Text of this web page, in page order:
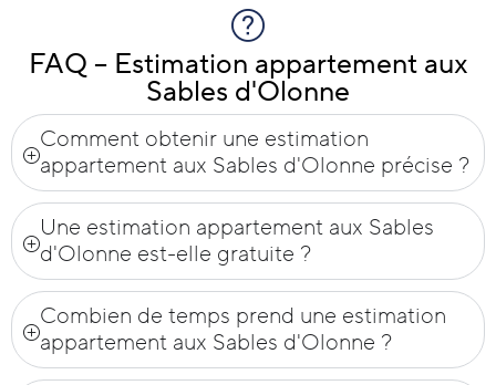
FAQ – Estimation appartement aux
Sables d'Olonne
Comment obtenir une estimation
appartement aux Sables d'Olonne précise ?
Une estimation appartement aux Sables
d'Olonne est-elle gratuite ?
Combien de temps prend une estimation
appartement aux Sables d'Olonne ?